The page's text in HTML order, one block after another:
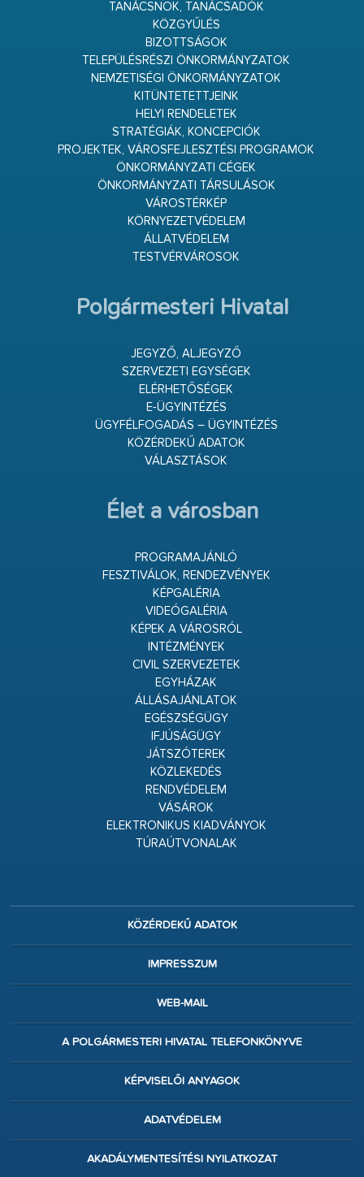
TANÁCSNOK, TANÁCSADÓK
KÖZGYŰLÉS
BIZOTTSÁGOK
TELEPÜLÉSRÉSZI ÖNKORMÁNYZATOK
NEMZETISÉGI ÖNKORMÁNYZATOK
KITÜNTETETTJEINK
HELYI RENDELETEK
STRATÉGIÁK, KONCEPCIÓK
PROJEKTEK, VÁROSFEJLESZTÉSI PROGRAMOK
ÖNKORMÁNYZATI CÉGEK
ÖNKORMÁNYZATI TÁRSULÁSOK
VÁROSTÉRKÉP
KÖRNYEZETVÉDELEM
ÁLLATVÉDELEM
TESTVÉRVÁROSOK
Polgármesteri Hivatal
JEGYZŐ, ALJEGYZŐ
SZERVEZETI EGYSÉGEK
ELÉRHETŐSÉGEK
E-ÜGYINTÉZÉS
ÜGYFÉLFOGADÁS – ÜGYINTÉZÉS
KÖZÉRDEKŰ ADATOK
VÁLASZTÁSOK
Élet a városban
PROGRAMAJÁNLÓ
FESZTIVÁLOK, RENDEZVÉNYEK
KÉPGALÉRIA
VIDEÓGALÉRIA
KÉPEK A VÁROSRÓL
INTÉZMÉNYEK
CIVIL SZERVEZETEK
EGYHÁZAK
ÁLLÁSAJÁNLATOK
EGÉSZSÉGÜGY
IFJÚSÁGÜGY
JÁTSZÓTEREK
KÖZLEKEDÉS
RENDVÉDELEM
VÁSÁROK
ELEKTRONIKUS KIADVÁNYOK
TÚRAÚTVONALAK
KÖZÉRDEKŰ ADATOK
IMPRESSZUM
WEB-MAIL
A POLGÁRMESTERI HIVATAL TELEFONKÖNYVE
KÉPVISELŐI ANYAGOK
ADATVÉDELEM
AKADÁLYMENTESÍTÉSI NYILATKOZAT